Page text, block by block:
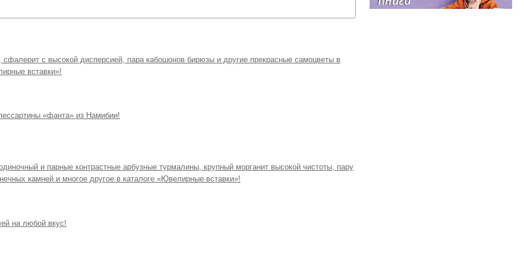
сфалерит с высокой дисперсией, пара кабошонов бирюзы и другие прекрасные самоцветы в
вставки»!
«фанта» из Намибии!
и парные контрастные арбузные турмалины, крупный морганит высокой чистоты, пару
камней и многое другое в каталоге «Ювелирные вставки»!
на любой вкус!